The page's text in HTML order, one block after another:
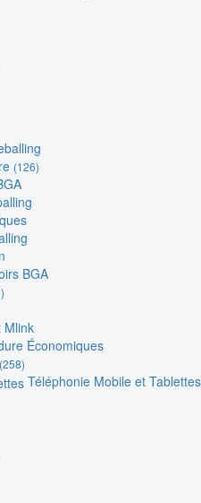
(126)
BGA
Mlink
Économiques
(258)
Téléphonie Mobile et Tablettes